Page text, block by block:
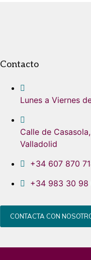
Contacto
Lunes a Viernes
Calle de
Valladolid
+34 607 870
+34 983 30 98
CONTACTA CON